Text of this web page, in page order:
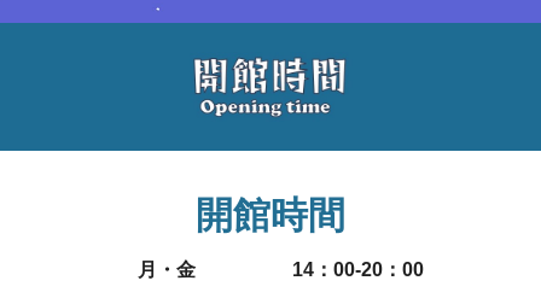
開館時間
月・金 14：00-20：00